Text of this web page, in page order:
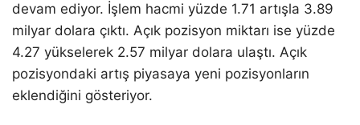
devam ediyor. İşlem hacmi yüzde 1.71 artışla 3.89
milyar dolara çıktı. Açık pozisyon miktarı ise yüzde
4.27 yükselerek 2.57 milyar dolara ulaştı. Açık
pozisyondaki artış piyasaya yeni pozisyonların
eklendiğini gösteriyor.